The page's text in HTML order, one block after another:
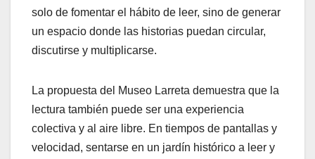
solo de fomentar el hábito de leer, sino de generar
un espacio donde las historias puedan circular,
discutirse y multiplicarse.
La propuesta del Museo Larreta demuestra que la
lectura también puede ser una experiencia
colectiva y al aire libre. En tiempos de pantallas y
velocidad, sentarse en un jardín histórico a leer y